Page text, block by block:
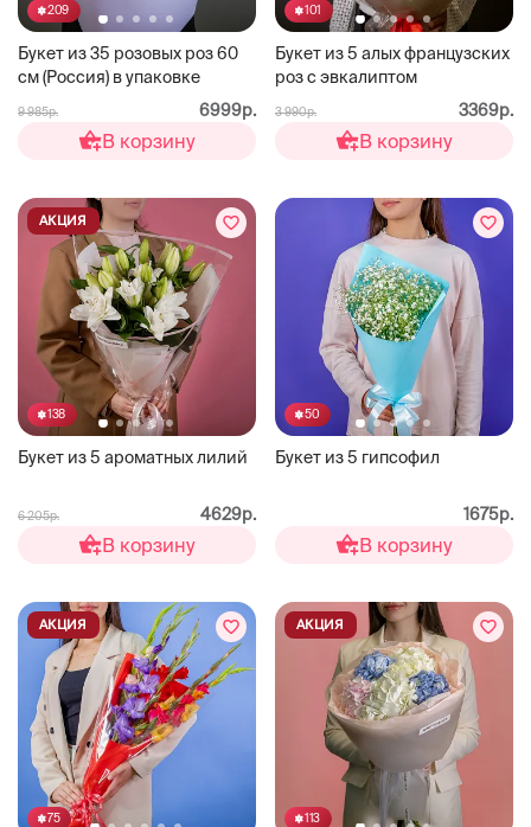
209
Букет из 35 розовых роз 60
см (Россия) в упаковке
9 985р. 6999р.
В корзину
101
Букет из 5 алых французских
роз с эвкалиптом
3 990р. 3369р.
В корзину
138
Букет из 5 ароматных лилий
АКЦИЯ
6 205р. 4629р.
В корзину
50
Букет из 5 гипсофил
1675р.
В корзину
75
АКЦИЯ
113
АКЦИЯ